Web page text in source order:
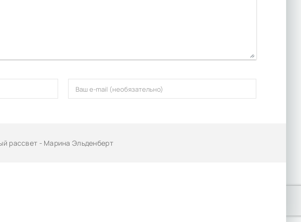
рассвет - Марина Эльденберт